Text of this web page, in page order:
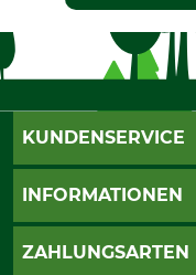
KUNDENSERVICE
Katalogbestellung
INFORMATIONEN
AGB
ZAHLUNGSARTEN